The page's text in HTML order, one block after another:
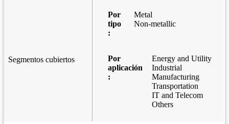
Segmentos cubiertos
Por
tipo
:
Metal
Non-metallic
Por
aplicación
:
Energy and Utility
Industrial
Manufacturing
Transportation
IT and Telecom
Others